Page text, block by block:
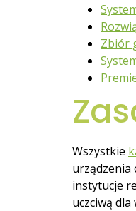
Zbiór
Wszystkie
urządzenia
instytucje
uczciwą